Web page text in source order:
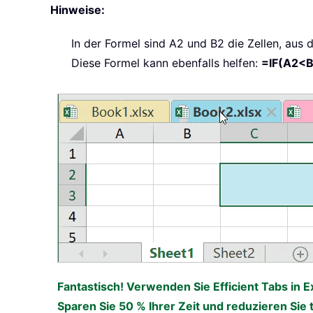
Hinweise:
In der Formel sind A2 und B2 die Zellen, aus
Diese Formel kann ebenfalls helfen:
Fantastisch! Verwenden Sie Efficient Tabs in
Sparen Sie 50 % Ihrer Zeit und reduzieren